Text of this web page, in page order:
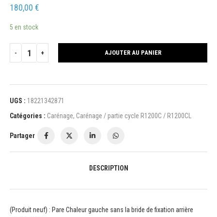
180,00 €
5 en stock
AJOUTER AU PANIER
UGS : 18221342871
Catégories : Carénage, Carénage / partie cycle R1200C / R1200CL
Partager
DESCRIPTION
(Produit neuf) : Pare Chaleur gauche sans la bride de fixation arrière